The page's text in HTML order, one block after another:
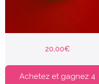
20,00€
Achetez et gagnez 4